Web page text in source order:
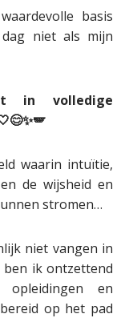
basis
niet als mijn
in volledige
waarin intuïtie,
de wijsheid en
stromen…
niet vangen in
ik ontzettend
en
op het pad